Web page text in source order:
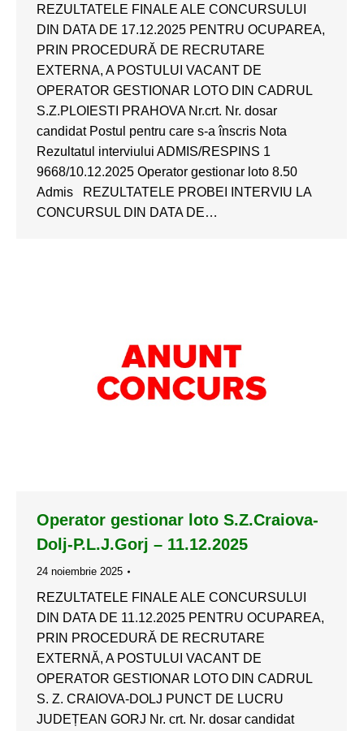
REZULTATELE FINALE ALE CONCURSULUI
DIN DATA DE 17.12.2025 PENTRU OCUPAREA,
PRIN PROCEDURĂ DE RECRUTARE
EXTERNA, A POSTULUI VACANT DE
OPERATOR GESTIONAR LOTO DIN CADRUL
S.Z.PLOIESTI PRAHOVA Nr.crt. Nr. dosar
candidat Postul pentru care s-a înscris Nota
Rezultatul interviului ADMIS/RESPINS 1
9668/10.12.2025 Operator gestionar loto 8.50
Admis REZULTATELE PROBEI INTERVIU LA
CONCURSUL DIN DATA DE…
Operator gestionar loto S.Z.Craiova-
Dolj-P.L.J.Gorj – 11.12.2025
24 noiembrie 2025
REZULTATELE FINALE ALE CONCURSULUI
DIN DATA DE 11.12.2025 PENTRU OCUPAREA,
PRIN PROCEDURĂ DE RECRUTARE
EXTERNĂ, A POSTULUI VACANT DE
OPERATOR GESTIONAR LOTO DIN CADRUL
S. Z. CRAIOVA-DOLJ PUNCT DE LUCRU
JUDEȚEAN GORJ Nr. crt. Nr. dosar candidat